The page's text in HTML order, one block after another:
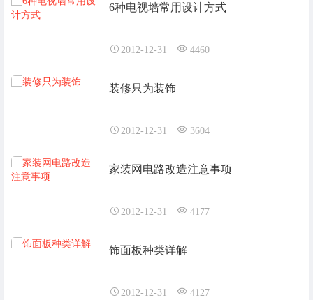
6种电视墙常用设计方式
2012-12-31 4460
装修只为装饰
2012-12-31 3604
家装网电路改造注意事项
2012-12-31 4177
饰面板种类详解
2012-12-31 4127